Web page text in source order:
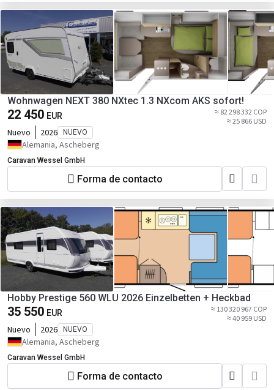
Wohnwagen NEXT 380 NXtec 1.3 NXcom AKS sofort!
22 450 EUR
≈ 82 298 332 COP
≈ 25 866 USD
Nuevo 2026 NUEVO
Alemania, Ascheberg
Caravan Wessel GmbH
Forma de contacto
Hobby Prestige 560 WLU 2026 Einzelbetten + Heckbad
35 550 EUR
≈ 130 320 967 COP
≈ 40 959 USD
Nuevo 2026 NUEVO
Alemania, Ascheberg
Caravan Wessel GmbH
Forma de contacto